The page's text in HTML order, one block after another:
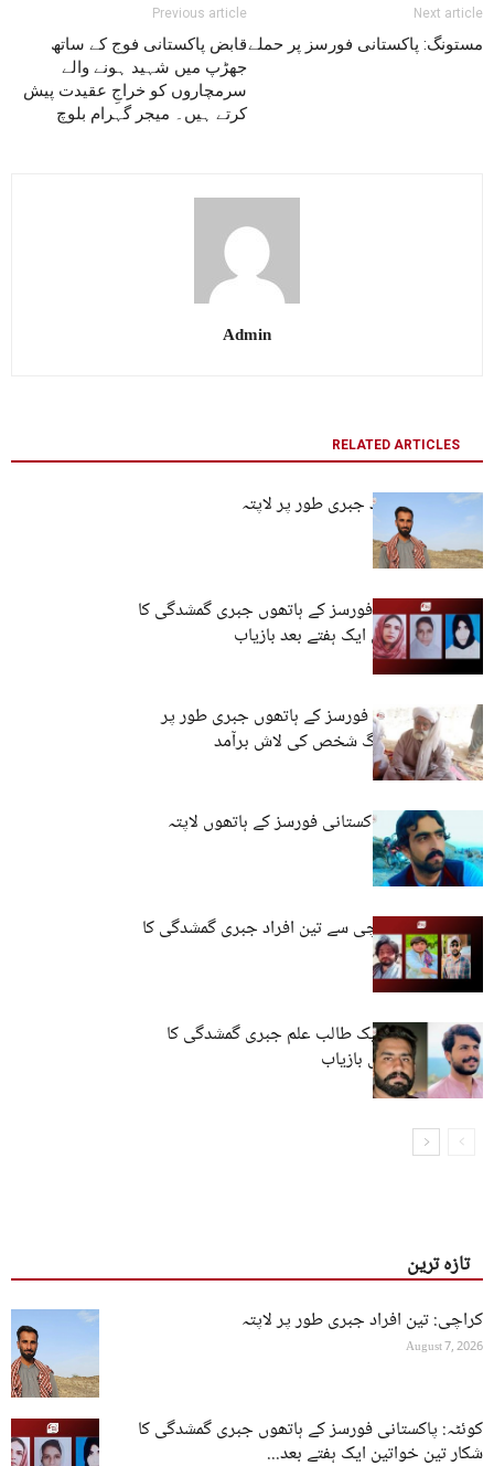
Previous article
قابض پاکستانی فوج کے ساتھ
جھڑپ میں شہید ہونے والے
سرمچاروں کو خراجِ عقیدت پیش
کرتے ہیں۔ میجر گہرام بلوچ
Next article
مستونگ: پاکستانی فورسز پر حملے
Admin
RELATED ARTICLES
کراچی: تین افراد جبری طور پر لاپتہ
کوئٹہ: پاکستانی فورسز کے ہاتھوں جبری گمشدگی کا
شکار تین خواتین ایک ہفتے بعد بازیاب
لسبیلہ: پاکستانی فورسز کے ہاتھوں جبری طور پر
لاپتا کیے گئے بزرگ شخص کی لاش برآمد
کوئٹہ: نوجوان پاکستانی فورسز کے ہاتھوں لاپتہ
مستونگ اور کراچی سے تین افراد جبری گمشدگی کا
شکار
حب، مستونگ: ایک طالب علم جبری گمشدگی کا
شکار، ایک شخص بازیاب
تازہ ترین
کراچی: تین افراد جبری طور پر لاپتہ
August 7, 2026
کوئٹہ: پاکستانی فورسز کے ہاتھوں جبری گمشدگی کا
شکار تین خواتین ایک ہفتے بعد...